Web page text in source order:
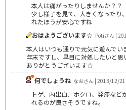
本人は痛がったりしませんか？？
少し様子を見て、大きくなったり
れたほうが安心ですね
おはようございます☆ Potiさん |
本人はいつも通りで元気に遊んで
年末ですし、早目に対処したいと
ありがとうございます☆
何でしょうね なおさん | 2013/12/21
トゲ、内出血、ホクロ、発疹な
れるのが良さそうですね。